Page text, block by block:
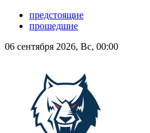
предстоящие
прошедшие
06 сентября 2026, Вс, 00:00